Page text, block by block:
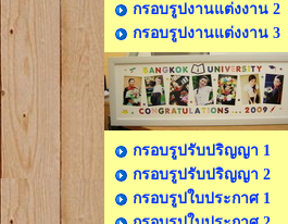
กรอบรูปงานแต่งงาน 2
กรอบรูปงานแต่งงาน 3
กรอบรูปรับปริญญา 1
กรอบรูปรับปริญญา 2
กรอบรูปใบประกาศ 1